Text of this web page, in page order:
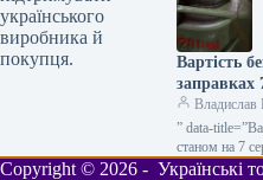
українського
виробника й
покупця.
ukrayinskim-
kompensuvati-
koshtom-yes”>
можуть
кредитами
Вартість
КУРКУЛЬ
Владислав
” data-
станом на 7
url=”https://
Copyright © 2026 - Українські